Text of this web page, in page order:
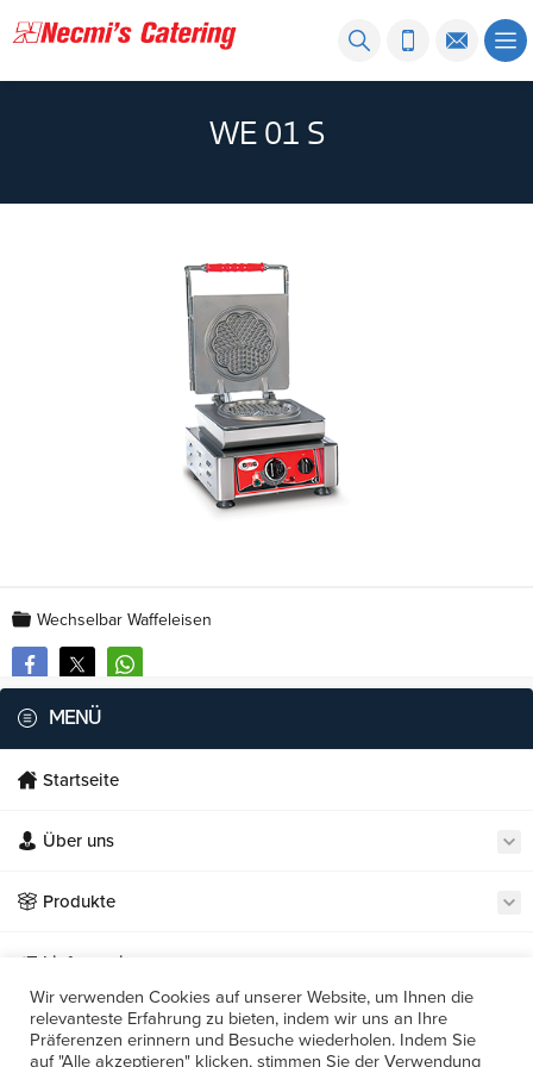
WE 01 S
Wechselbar Waffeleisen
MENÜ
Startseite
Über uns
Produkte
Lieferservice
Unsere Restaurants
Cevap Yaz
Wir verwenden Cookies auf unserer Website, um Ihnen die
relevanteste Erfahrung zu bieten, indem wir uns an Ihre
Präferenzen erinnern und Besuche wiederholen. Indem Sie
auf "Alle akzeptieren" klicken, stimmen Sie der Verwendung